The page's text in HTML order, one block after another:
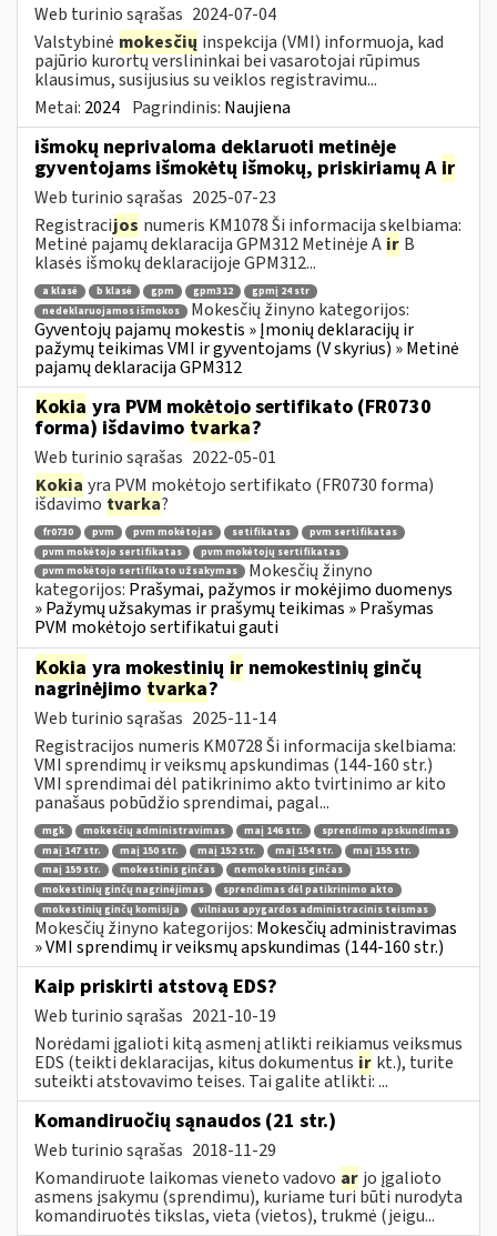
Web turinio sąrašas 2024-07-04
Valstybinė mokesčių inspekcija (VMI) informuoja, kad
pajūrio kurortų verslininkai bei vasarotojai rūpimus
klausimus, susijusius su veiklos registravimu...
Metai: 2024 Pagrindinis: Naujiena
išmokų neprivaloma deklaruoti metinėje
gyventojams išmokėtų išmokų, priskiriamų A ir
Web turinio sąrašas 2025-07-23
Registracijos numeris KM1078 Ši informacija skelbiama:
Metinė pajamų deklaracija GPM312 Metinėje A ir B
klasės išmokų deklaracijoje GPM312...
a klasė b klasė gpm gpm312
gpmį 24 str
nedeklaruojamos išmokos
Mokesčių žinyno kategorijos:
Gyventojų pajamų mokestis » Įmonių deklaracijų ir
pažymų teikimas VMI ir gyventojams (V skyrius) » Metinė
pajamų deklaracija GPM312
Kokia yra PVM mokėtojo sertifikato (FR0730
forma) išdavimo tvarka?
Web turinio sąrašas 2022-05-01
Kokia yra PVM mokėtojo sertifikato (FR0730 forma)
išdavimo tvarka?
fr0730 pvm pvm mokėtojas setifikatas
pvm sertifikatas
pvm mokėtojo sertifikatas
pvm mokėtojų sertifikatas
pvm mokėtojo sertifikato užsakymas
Mokesčių žinyno
kategorijos: Prašymai, pažymos ir mokėjimo duomenys
» Pažymų užsakymas ir prašymų teikimas » Prašymas
PVM mokėtojo sertifikatui gauti
Kokia yra mokestinių ir nemokestinių ginčų
nagrinėjimo tvarka?
Web turinio sąrašas 2025-11-14
Registracijos numeris KM0728 Ši informacija skelbiama:
VMI sprendimų ir veiksmų apskundimas (144-160 str.)
VMI sprendimai dėl patikrinimo akto tvirtinimo ar kito
panašaus pobūdžio sprendimai, pagal...
mgk mokesčių administravimas maį 146 str.
sprendimo apskundimas
maį 147 str.
maį 150 str. maį 152 str. maį 154 str.
maį 155 str.
maį 159 str.
mokestinis ginčas
nemokestinis ginčas
mokestinių ginčų nagrinėjimas
sprendimas dėl patikrinimo akto
mokestinių ginčų komisija
vilniaus apygardos administracinis teismas
Mokesčių žinyno kategorijos: Mokesčių administravimas
» VMI sprendimų ir veiksmų apskundimas (144-160 str.)
Kaip priskirti atstovą EDS?
Web turinio sąrašas 2021-10-19
Norėdami įgalioti kitą asmenį atlikti reikiamus veiksmus
EDS (teikti deklaracijas, kitus dokumentus ir kt.), turite
suteikti atstovavimo teises. Tai galite atlikti: ...
Komandiruočių sąnaudos (21 str.)
Web turinio sąrašas 2018-11-29
Komandiruote laikomas vieneto vadovo ar jo įgalioto
asmens įsakymu (sprendimu), kuriame turi būti nurodyta
komandiruotės tikslas, vieta (vietos), trukmė (jeigu...